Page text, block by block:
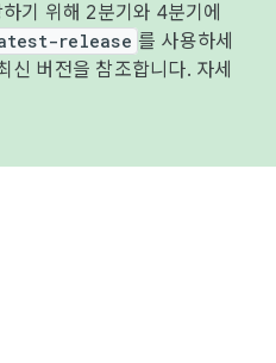
기 위해 2분기와 4분기에
release 를 사용하세
신 버전을 참조합니다. 자세